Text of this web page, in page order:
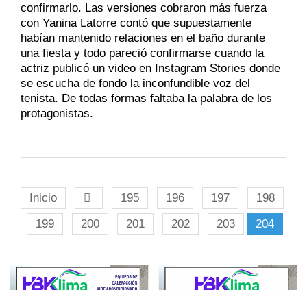
confirmarlo. Las versiones cobraron más fuerza
con Yanina Latorre contó que supuestamente
habían mantenido relaciones en el baño durante
una fiesta y todo pareció confirmarse cuando la
actriz publicó un video en Instagram Stories donde
se escucha de fondo la inconfundible voz del
tenista. De todas formas faltaba la palabra de los
protagonistas.
Inicio 195 196 197
198
199
200 201 202 203 204